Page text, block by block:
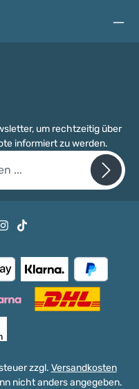
um rechtzeitig über
informiert zu werden.
zur Kenntnis genommen
zzgl. Versandkosten
nicht anders angegeben.